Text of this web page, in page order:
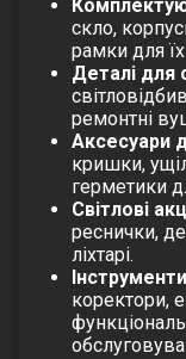
скло,
рамки для
Деталі для
ремонтні
Аксесуари
кришки,
герметики
Світлові
реснички,
ліхтарі.
коректори,